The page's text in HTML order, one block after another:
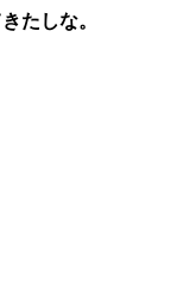
たしな。